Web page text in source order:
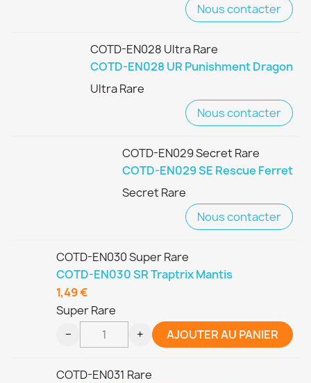
Nous contacter
COTD-EN028 Ultra Rare
COTD-EN028 UR Punishment Dragon
Ultra Rare
Nous contacter
COTD-EN029 Secret Rare
COTD-EN029 SE Rescue Ferret
Secret Rare
Nous contacter
COTD-EN030 Super Rare
COTD-EN030 SR Traptrix Mantis
Super Rare
1,49 €
− + AJOUTER AU PANIER
COTD-EN031 Rare